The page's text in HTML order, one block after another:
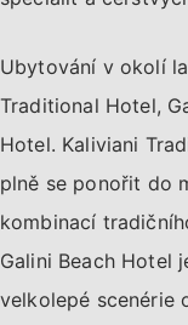
Ubytování v okolí
Traditional Hotel,
Hotel. Kaliviani
plně se ponořit do
kombinací
Galini Beach Hotel
velkolepé scenérie